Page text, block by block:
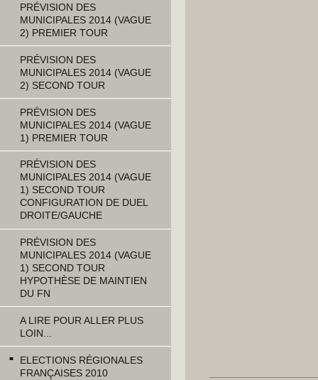
PRÉVISION DES
MUNICIPALES 2014 (VAGUE
2) PREMIER TOUR
PRÉVISION DES
MUNICIPALES 2014 (VAGUE
2) SECOND TOUR
PRÉVISION DES
MUNICIPALES 2014 (VAGUE
1) PREMIER TOUR
PRÉVISION DES
MUNICIPALES 2014 (VAGUE
1) SECOND TOUR
CONFIGURATION DE DUEL
DROITE/GAUCHE
PRÉVISION DES
MUNICIPALES 2014 (VAGUE
1) SECOND TOUR
HYPOTHÈSE DE MAINTIEN
DU FN
A LIRE POUR ALLER PLUS
LOIN...
ELECTIONS RÉGIONALES
FRANÇAISES 2010